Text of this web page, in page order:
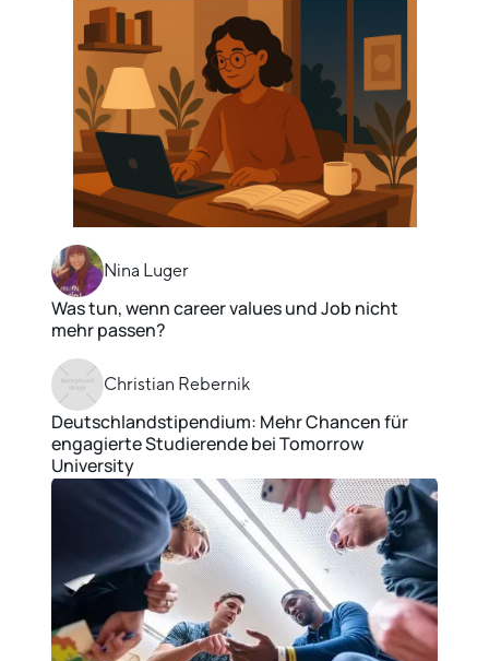
Nina Luger
Was tun, wenn career values und Job nicht
mehr passen?
Christian Rebernik
Deutschlandstipendium: Mehr Chancen für
engagierte Studierende bei Tomorrow
University